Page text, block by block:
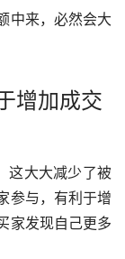
中来，必然会大
增加成交
这大大减少了被
参与，有利于增
家发现自己更多